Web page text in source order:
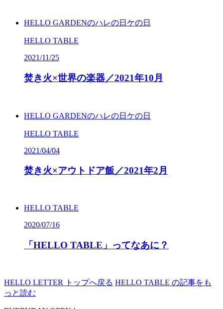
HELLO GARDENのハレの日ケの日
HELLO TABLE
2021/11/25
焚き火×世界の楽器／2021年10月
HELLO GARDENのハレの日ケの日
HELLO TABLE
2021/04/04
焚き火×アウトドア飯／2021年2月
HELLO TABLE
2020/07/16
「HELLO TABLE 」ってなあに？
HELLO LETTER トップへ戻る HELLO TABLE の記事をも
っと読む